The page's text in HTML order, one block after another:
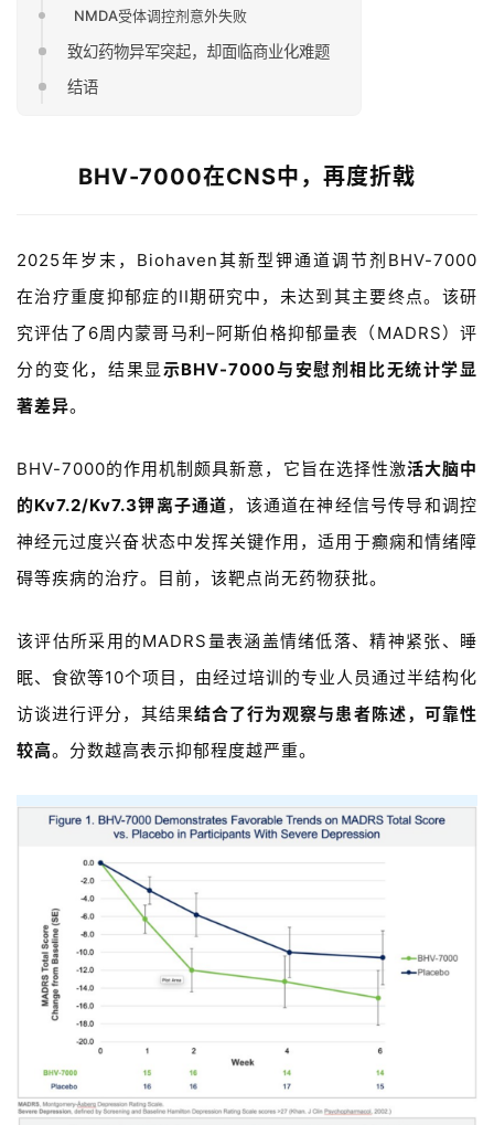
NMDA受体调控剂意外失败
致幻药物异军突起，却面临商业化难题
结语
BHV-7000在CNS中，再度折戟
2025年岁末， Biohaven其新型钾通道调节剂 BHV-7000
在治疗重度抑郁症的II期研究中，未达到其主要终点。该研
究评估了 6周内蒙哥马利 –阿斯伯格抑郁量表（ MADRS）评
分的变化，结果显 示BHV-7000与安慰剂相比无统计学显
著差异。
BHV-7000的作用机制颇具新意，它旨在选择性激活大脑中
的Kv7.2/Kv7.3钾离子通道，该通道在神经信号传导和调控
神经元过度兴奋状态中发挥关键作用，适用于癫痫和情绪障
碍等疾病的治疗。目前，该靶点尚无药物获批。
该评估所采用的MADRS量表涵盖情绪低落、精神紧张、睡
眠、食欲等10个项目，由经过培训的专业人员通过半结构化
访谈进行评分，其结果结合了行为观察与患者陈述，可靠性
较高。分数越高表示抑郁程度越严重。